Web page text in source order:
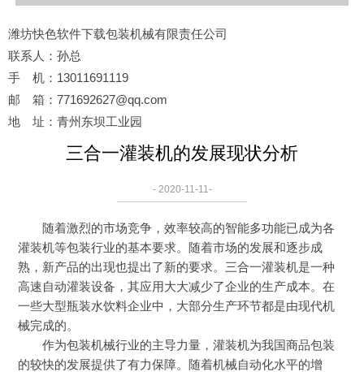
潍坊快色软件下载包装机械有限责任公司
联系人：孙总
手 机：13011691119
邮 箱：771692627@qq.com
地 址：青州东坝工业园
三合一灌装机的发展现状分析
- 2020-11-11-
随着激烈的市场竞争，效率较高的智能多功能已成为各
灌装机等包装行业的基本要求。随着市场的发展和逐步成
熟，新产品的出现也提出了新的要求。三合一灌装机是一种
高速自动灌装设备，其应用大大减少了企业的生产成本。在
一些大型瓶装水饮料企业中，大部分生产环节都是由现代机
械完成的。
作为包装机械行业的主导力量，灌装机为我国商品包装
的较快的发展提供了有力保障。随着机械自动化水平的增